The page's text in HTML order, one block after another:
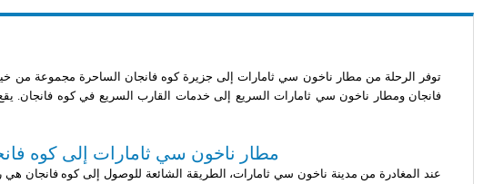
توفر الرحلة من مطار ناخون سي ثامارات إلى جزيرة كوه فانجان الساحرة مجموعة من
فانجان ومطار ناخون سي ثامارات السريع إلى خدمات القارب السريع في كوه فانجان.
مطار ناخون سي ثامارات إلى كوه
عند المغادرة من مدينة ناخون سي ثامارات، الطريقة الشائعة للوصول إلى كوه فانجان